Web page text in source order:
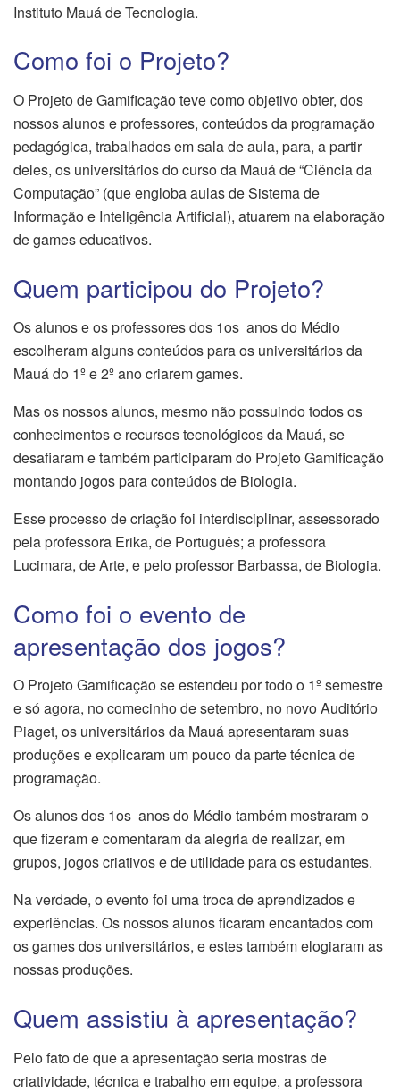
Instituto Mauá de Tecnologia.
Como foi o Projeto?
O Projeto de Gamificação teve como objetivo obter, dos
nossos alunos e professores, conteúdos da programação
pedagógica, trabalhados em sala de aula, para, a partir
deles, os universitários do curso da Mauá de “Ciência da
Computação” (que engloba aulas de Sistema de
Informação e Inteligência Artificial), atuarem na elaboração
de games educativos.
Quem participou do Projeto?
Os alunos e os professores dos 1os anos do Médio
escolheram alguns conteúdos para os universitários da
Mauá do 1º e 2º ano criarem games.
Mas os nossos alunos, mesmo não possuindo todos os
conhecimentos e recursos tecnológicos da Mauá, se
desafiaram e também participaram do Projeto Gamificação
montando jogos para conteúdos de Biologia.
Esse processo de criação foi interdisciplinar, assessorado
pela professora Erika, de Português; a professora
Lucimara, de Arte, e pelo professor Barbassa, de Biologia.
Como foi o evento de
apresentação dos jogos?
O Projeto Gamificação se estendeu por todo o 1º semestre
e só agora, no comecinho de setembro, no novo Auditório
Piaget, os universitários da Mauá apresentaram suas
produções e explicaram um pouco da parte técnica de
programação.
Os alunos dos 1os anos do Médio também mostraram o
que fizeram e comentaram da alegria de realizar, em
grupos, jogos criativos e de utilidade para os estudantes.
Na verdade, o evento foi uma troca de aprendizados e
experiências. Os nossos alunos ficaram encantados com
os games dos universitários, e estes também elogiaram as
nossas produções.
Quem assistiu à apresentação?
Pelo fato de que a apresentação seria mostras de
criatividade, técnica e trabalho em equipe, a professora